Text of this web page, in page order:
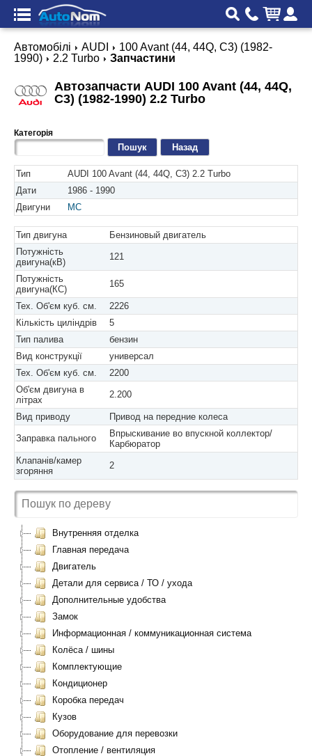
Автомобілі AUDI
100 Avant (44, 44Q, C3) (1982-
1990)
2.2 Turbo Запчастини
Автозапчасти AUDI 100 Avant (44, 44Q,
C3) (1982-1990) 2.2 Turbo
Категорія
Назад
Тип
AUDI 100 Avant (44, 44Q, C3) 2.2 Turbo
Дати
1986 - 1990
Двигуни
MC
Тип двигуна
Бензиновый двигатель
Потужність
двигуна(кВ)
121
Потужність
двигуна(КС)
165
Тех. Об'єм куб. см.
2226
Кількість циліндрів
5
Тип палива
бензин
Вид конструкції
универсал
Тех. Об'єм куб. см.
2200
Об'єм двигуна в
літрах
2.200
Вид приводу Привод на передние колеса
Заправка пального
Впрыскивание во впускной коллектор/
Карбюратор
Клапанів/камер
згоряння
2
Внутренняя отделка
Главная передача
Двигатель
Детали для сервиса / ТО / ухода
Дополнительные удобства
Замок
Информационная / коммуникационная система
Колёса / шины
Комплектующие
Кондиционер
Коробка передач
Кузов
Оборудование для перевозки
Отопление / вентиляция